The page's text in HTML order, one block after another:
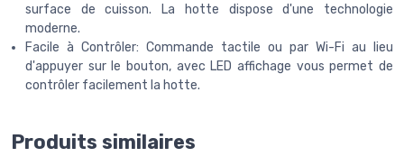
surface de cuisson. La hotte dispose d'une technologie
moderne.
Facile à Contrôler: Commande tactile ou par Wi-Fi au lieu
d'appuyer sur le bouton, avec LED affichage vous permet de
contrôler facilement la hotte.
Produits similaires